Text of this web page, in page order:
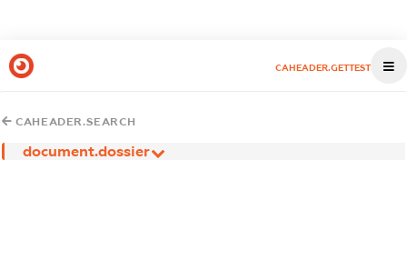
CAHEADER.GETTEST
CAHEADER.SEARCH
document.dossier